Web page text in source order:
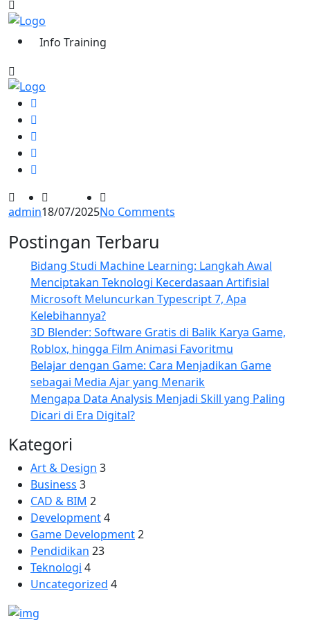
Info Training
admin18/07/2025No Comments
Postingan Terbaru
Bidang Studi Machine Learning: Langkah Awal
Menciptakan Teknologi Kecerdasaan Artifisial
Microsoft Meluncurkan Typescript 7, Apa
Kelebihannya?
3D Blender: Software Gratis di Balik Karya Game,
Roblox, hingga Film Animasi Favoritmu
Belajar dengan Game: Cara Menjadikan Game
sebagai Media Ajar yang Menarik
Mengapa Data Analysis Menjadi Skill yang Paling
Dicari di Era Digital?
Kategori
Art & Design 3
Business 3
CAD & BIM 2
Development4
Game Development2
Pendidikan 23
Teknologi 4
Uncategorized 4